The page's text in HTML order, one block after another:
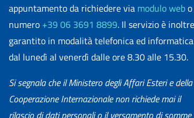
appuntamento da richiedere via modulo web
numero +39 06 3691 8899. Il servizio è inoltre
garantito in modalità telefonica ed informatica
dal lunedì al venerdì dalle ore 8.30 alle 15.30.
Si segnala che il Ministero degli Affari Esteri e della
Cooperazione Internazionale non richiede mai il
rilascio di dati personali o il versamento di somme